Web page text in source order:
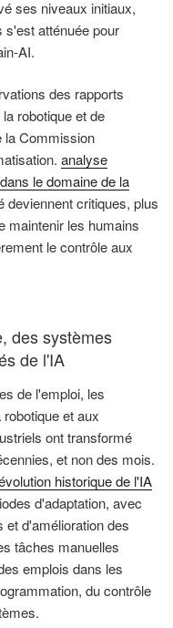
ses niveaux initiaux,
s'est atténuée pour
AI.
des rapports
robotique et de
la Commission
analyse
le domaine de la
deviennent critiques, plus
maintenir les humains
le contrôle aux
des systèmes
de l'IA
de l'emploi, les
et aux
ont transformé
et non des mois.
historique de l'IA
d'adaptation, avec
d'amélioration des
tâches manuelles
emplois dans les
du contrôle